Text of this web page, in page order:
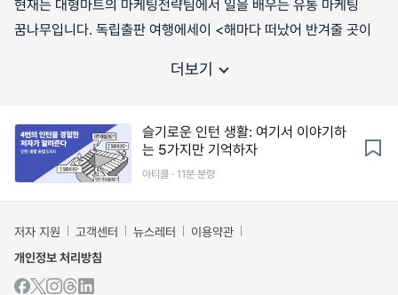
현재는 대형마트의 마케팅전략팀에서 일을 배우는 유통 마케팅
꿈나무입니다. 독립출판 여행에세이 <해마다 떠났어 반겨줄 곳이
더보기
슬기로운 인턴 생활: 여기서 이야기하
는 5가지만 기억하자
아티클 · 11분 분량
저자 지원 고객센터 뉴스레터
이용약관
개인정보 처리방침